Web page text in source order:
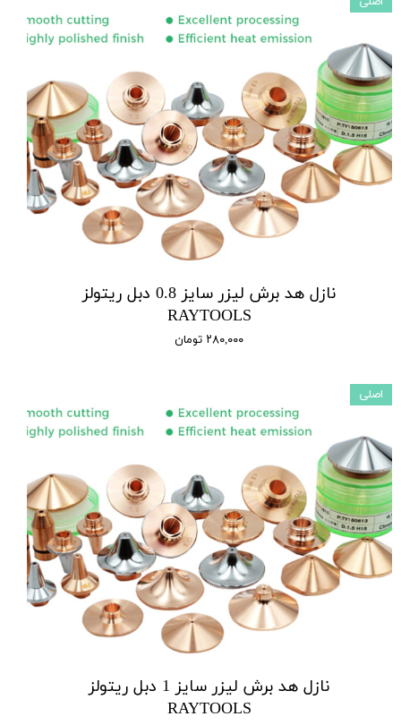
نازل هد برش لیزر سایز 0.8 دبل ریتولز
RAYTOOLS
۲۸۰,۰۰۰ تومان
نازل هد برش لیزر سایز 1 دبل ریتولز
RAYTOOLS
اصلی